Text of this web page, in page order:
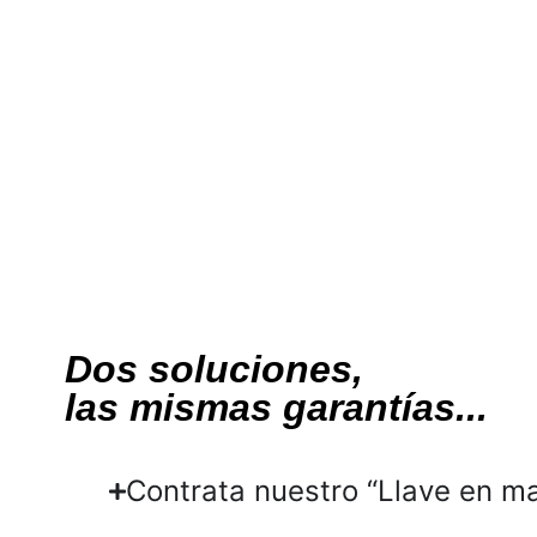
Dos soluciones,
las mismas garantías...
Contrata nuestro “Llave en